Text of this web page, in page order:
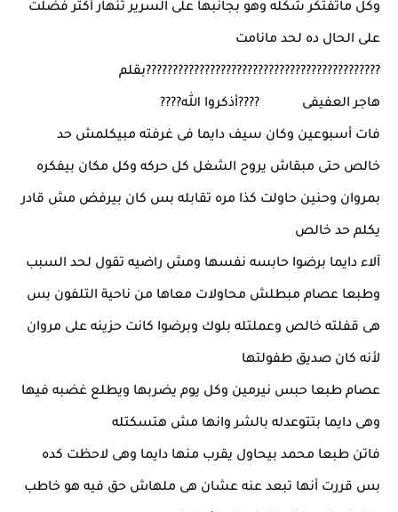
وكل ماتفتكر شكله وهو بجانبها على السرير تنهار أكتر فضلت
على الحال ده لحد مانامت
????????????????????????????????????????????بقلم
هاجر العفيفى ????أذكروا الله????
فات أسبوعين وكان سيف دايما فى غرفته مبيكلمش حد
خالص حتى مبقاش يروح الشغل كل حركه وكل مكان بيفكره
بمروان وحنين حاولت كذا مره تقابله بس كان بيرفض مش قادر
يكلم حد خالص
آلاء دايما برضوا حابسه نفسها ومش راضيه تقول لحد السبب
وطبعا عصام مبطلش محاولات معاها من ناحية التلفون بس
هى قفلته خالص وعملتله بلوك وبرضوا كانت حزينه على مروان
لأنه كان صديق طفولتها
عصام طبعا حبس نيرمين وكل يوم يضربها ويطلع غضبه فيها
وهى دايما بتتوعدله بالشر وانها مش هتسكتله
فاتن طبعا محمد بيحاول يقرب منها دايما وهى لاحظت كده
بس قررت أنها تبعد عنه عشان هى ملهاش حق فيه هو خاطب